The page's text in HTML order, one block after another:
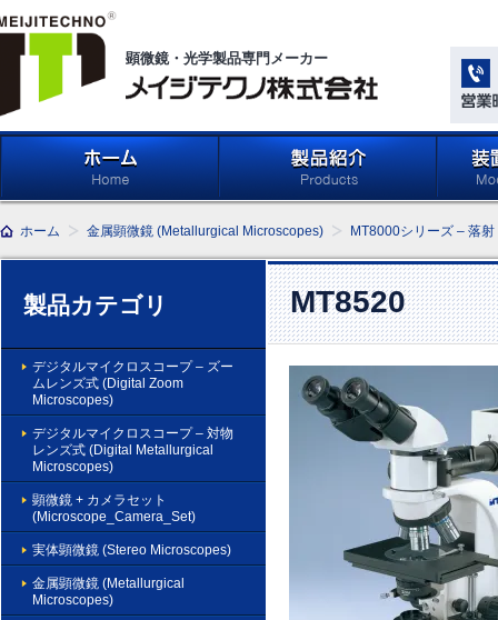
顕微鏡・光学製品専門メーカー
学系」
Light
ホーム 金属顕微鏡 (Metallurgical Microscopes) MT8000シリーズ – 落
製品カテゴリ
デジタルマイクロスコープ – ズー
ムレンズ式 (Digital Zoom
Microscopes)
デジタルマイクロスコープ – 対物
レンズ式 (Digital Metallurgical
Microscopes)
顕微鏡 + カメラセット
(Microscope_Camera_Set)
実体顕微鏡 (Stereo Microscopes)
金属顕微鏡 (Metallurgical
Microscopes)
MT8520